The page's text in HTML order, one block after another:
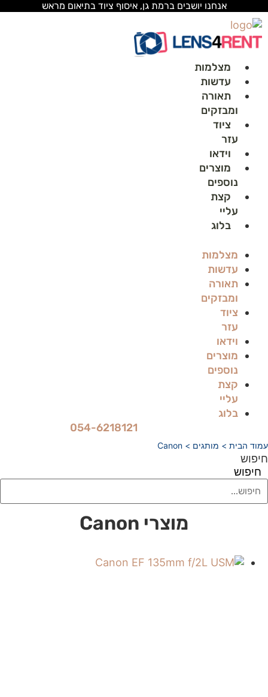
לתוכן
אנחנו יושבים ברמת גן, איסוף ציוד בתיאום מראש
מצלמות
עדשות
תאורה
ומבזקים
ציוד
עזר
וידאו
מוצרים
נוספים
קצת
עליי
בלוג
מצלמות
עדשות
תאורה
ומבזקים
ציוד
עזר
וידאו
מוצרים
נוספים
קצת
עליי
בלוג
054-6218121
עמוד הבית > מותגים > Canon
חיפוש
חיפוש
מוצרי Canon